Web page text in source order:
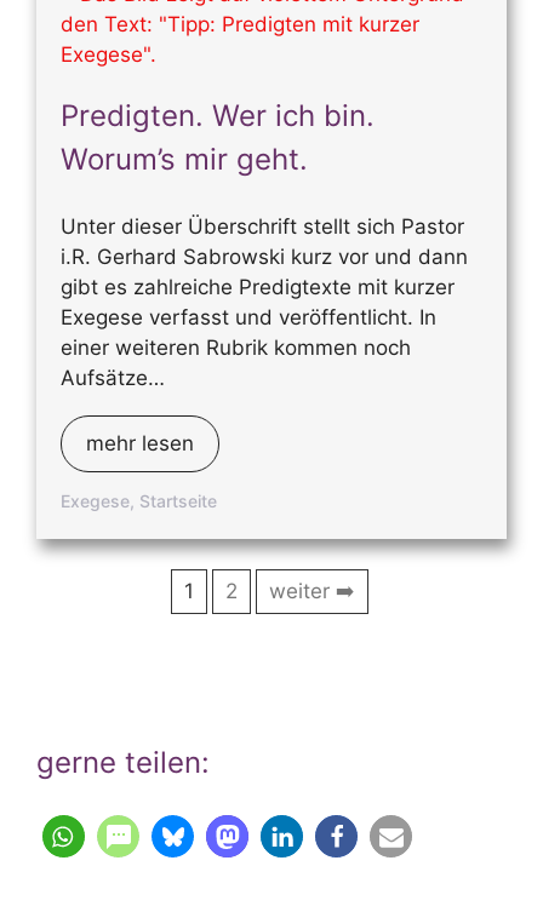
Predigten. Wer ich bin.
Worum’s mir geht.
Exegese, Startseite
Unter dieser Überschrift stellt sich Pastor
i.R. Gerhard Sabrowski kurz vor und dann
gibt es zahlreiche Predigtexte mit kurzer
Exegese verfasst und veröffentlicht. In
einer weiteren Rubrik kommen noch
Aufsätze…
mehr lesen
1 2 weiter ➡️
gerne teilen: